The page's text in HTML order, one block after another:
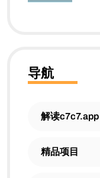
导航
解读c7c7.app
精品项目